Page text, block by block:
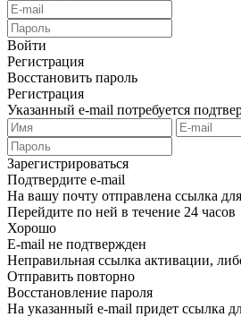
Войти
Регистрация
Восстановить пароль
Регистрация
Указанный e-mail потребуется
Зарегистрироваться
Подтвердите e-mail
На вашу почту отправлена ссылка
Перейдите по ней в течение 24 часов
Хорошо
E-mail не подтвержден
Неправильная ссылка активации,
Отправить повторно
Восстановление пароля
На указанный e-mail придет ссылка